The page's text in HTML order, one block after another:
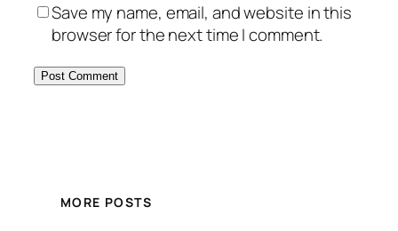
Save my name, email, and website in this
browser for the next time I comment.
MORE POSTS